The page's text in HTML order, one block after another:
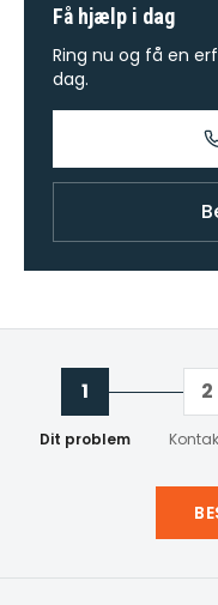
Få hjælp i dag
Ring nu og få en
dag.
1
Dit problem
2